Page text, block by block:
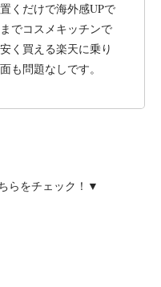
くだけで海外感UPで
でコスメキッチンで
く買える楽天に乗り
も問題なしです。
らをチェック！▼